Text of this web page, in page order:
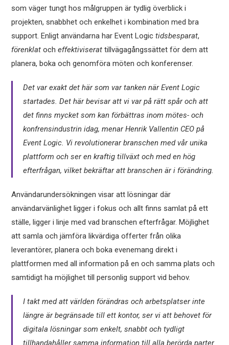
som väger tungt hos målgruppen är tydlig överblick i
projekten, snabbhet och enkelhet i kombination med bra
support. Enligt användarna har Event Logictidsbesparat,
förenklatocheffektiviserattillvägagångssättet för dem att
planera, boka och genomföra möten och konferenser.
Det var exakt det här som var tanken när Event Logic
startades. Det här bevisar att vi var på rätt spår och att
det finns mycket som kan förbättras inom mötes- och
konfrensindustrin idag, menar Henrik Vallentin CEO på
Event Logic. Vi revolutionerar branschen med vår unika
plattform och ser en kraftig tillväxt och med en hög
efterfrågan, vilket bekräftar att branschen är i förändring.
Användarundersökningen visar att lösningar där
användarvänlighet ligger i fokus och allt finns samlat på ett
ställe, ligger i linje med vad branschen efterfrågar. Möjlighet
att samla och jämföra likvärdiga offerter från olika
leverantörer, planera och boka evenemang direkt i
plattformen med all information på en och samma plats och
samtidigt ha möjlighet till personlig support vid behov.
I takt med att världen förändras och arbetsplatser inte
längre är begränsade till ett kontor, ser vi att behovet för
digitala lösningar som enkelt, snabbt och tydligt
tillhandahåller samma information till alla berörda parter